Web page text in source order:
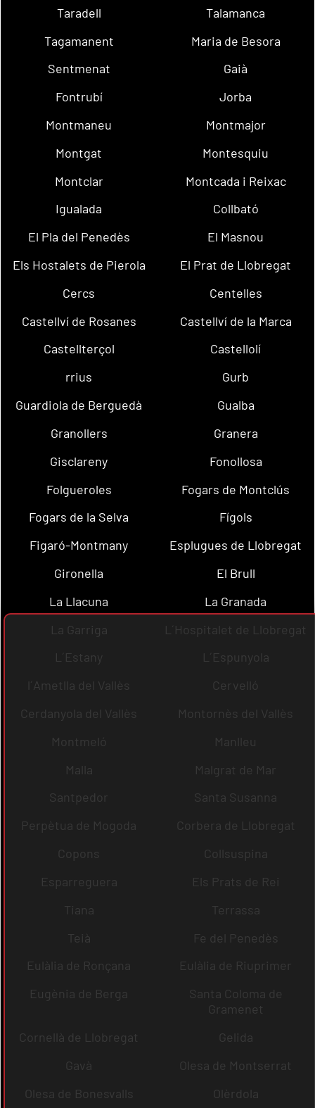
Taradell
Talamanca
Tagamanent
Maria de Besora
Sentmenat
Gaià
Fontrubí
Jorba
Montmaneu
Montmajor
Montgat
Montesquiu
Montclar
Montcada i Reixac
Igualada
Collbató
El Pla del Penedès
El Masnou
Els Hostalets de Pierola
El Prat de Llobregat
Cercs
Centelles
Castellví de Rosanes
Castellví de la Marca
Castellterçol
Castellolí
rrius
Gurb
Guardiola de Berguedà
Gualba
Granollers
Granera
Gisclareny
Fonollosa
Folgueroles
Fogars de Montclús
Fogars de la Selva
Fígols
Figaró-Montmany
Esplugues de Llobregat
Gironella
El Brull
La Llacuna
La Granada
La Garriga
L´Hospitalet de Llobregat
L´Estany
L´Espunyola
l´Ametlla del Vallès
Cervelló
Cerdanyola del Vallès
Montornès del Vallès
Montmeló
Manlleu
Malla
Malgrat de Mar
Santpedor
Santa Susanna
Perpètua de Mogoda
Corbera de Llobregat
Copons
Collsuspina
Esparreguera
Els Prats de Rei
Tiana
Terrassa
Teià
Fe del Penedès
Eulàlia de Ronçana
Eulàlia de Riuprimer
Eugènia de Berga
Santa Coloma de
Gramenet
Cornellà de Llobregat
Gelida
Gavà
Olesa de Montserrat
Olesa de Bonesvalls
Olèrdola